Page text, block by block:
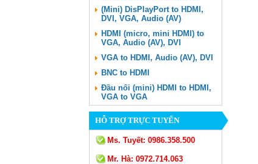
(Mini) DisPlayPort to HDMI,
DVI, VGA, Audio (AV)
HDMI (micro, mini HDMI) to
VGA, Audio (AV), DVI
VGA to HDMI, Audio (AV), DVI
BNC to HDMI
Đầu nối (mini) HDMI to HDMI,
VGA to VGA
HỖ TRỢ TRỰC TUYẾN
Ms. Tuyết: 0986.358.500
Mr. Hà: 0972.714.063